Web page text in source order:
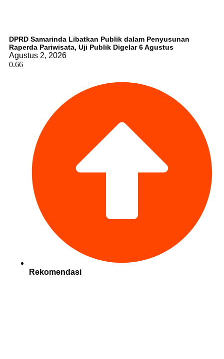
DPRD Samarinda Libatkan Publik dalam Penyusunan
Raperda Pariwisata, Uji Publik Digelar 6 Agustus
Agustus 2, 2026
Rekomendasi